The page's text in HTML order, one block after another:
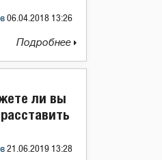
06.04.2018 13:26
Подробнее
ли вы
21.06.2019 13:28